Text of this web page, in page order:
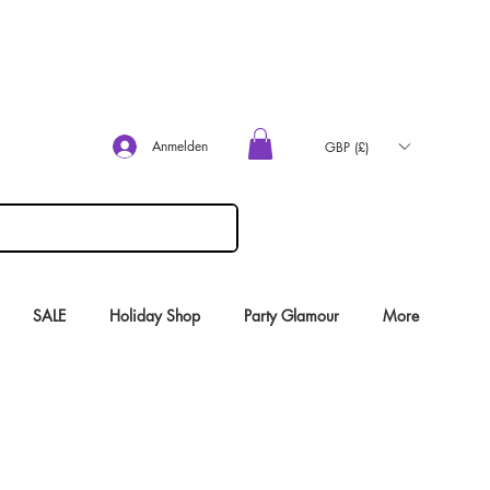
Anmelden GBP (£)
SALE Holiday Shop Party Glamour More